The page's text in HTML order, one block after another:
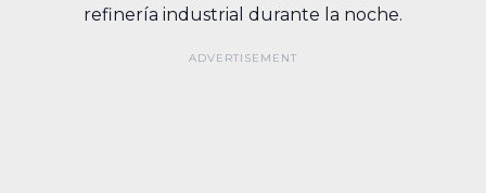
refinería industrial durante la noche.